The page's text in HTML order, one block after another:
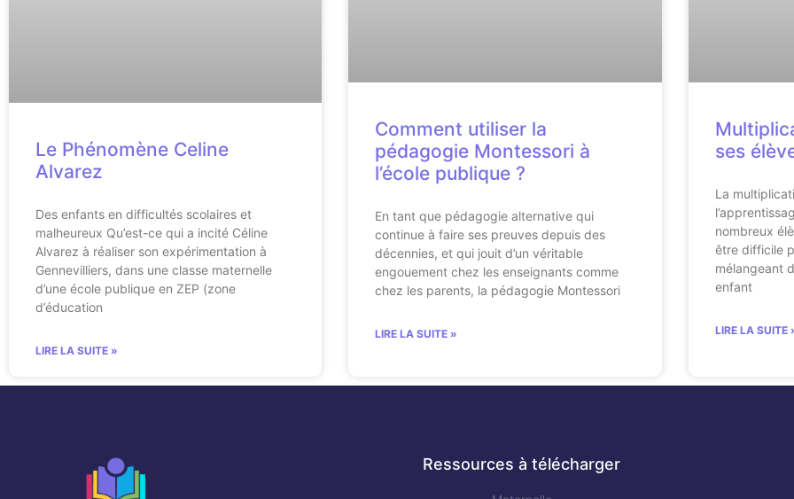
Le Phénomène Celine
Alvarez
Des enfants en difficultés scolaires et
malheureux Qu’est-ce qui a incité Céline
Alvarez à réaliser son expérimentation à
Gennevilliers, dans une classe maternelle
d’une école publique en ZEP (zone
d’éducation
LIRE LA SUITE »
Comment utiliser la
pédagogie Montessori à
l’école publique ?
En tant que pédagogie alternative qui
continue à faire ses preuves depuis des
décennies, et qui jouit d’un véritable
engouement chez les enseignants comme
chez les parents, la pédagogie Montessori
LIRE LA SUITE »
ses
La
nombreux
être difficile
mélangeant
enfant
LIRE LA SUITE
Ressources à télécharger